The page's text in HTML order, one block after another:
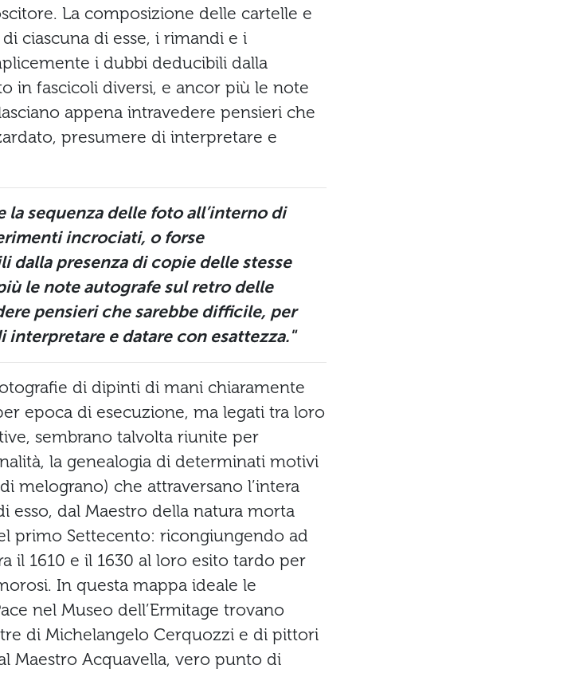
La composizione delle cartelle e
ciascuna di esse, i rimandi e i
i dubbi deducibili dalla
in fascicoli diversi, e ancor più le note
appena intravedere pensieri che
presumere di interpretare e
la sequenza delle foto all’interno di
incrociati, o forse
presenza di copie delle stesse
le note autografe sul retro delle
pensieri che sarebbe difficile, per
interpretare e datare con esattezza."
di dipinti di mani chiaramente
epoca di esecuzione, ma legati tra loro
sembrano talvolta riunite per
la genealogia di determinati motivi
melograno) che attraversano l’intera
esso, dal Maestro della natura morta
primo Settecento: ricongiungendo ad
il 1610 e il 1630 al loro esito tardo per
In questa mappa ideale le
nel Museo dell’Ermitage trovano
di Michelangelo Cerquozzi e di pittori
Maestro Acquavella, vero punto di